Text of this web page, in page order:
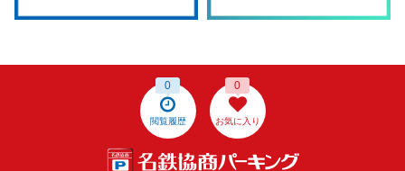
閲覧履歴
0
お気に入り
0